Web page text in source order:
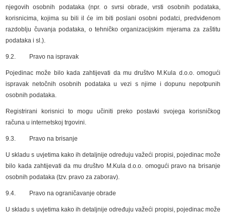
njegovih osobnih podataka (npr. o svrsi obrade, vrsti osobnih podataka,
korisnicima, kojima su bili il će im biti poslani osobni podatci, predviđenom
razdoblju čuvanja podataka, o tehničko organizacijskim mjerama za zaštitu
podataka i sl.).
9.2. Pravo na ispravak
Pojedinac može bilo kada zahtijevati da mu društvo M.Kula d.o.o. omogući
ispravak netočnih osobnih podataka u vezi s njime i dopunu nepotpunih
osobnih podataka.
Registrirani korisnici to mogu učiniti preko postavki svojega korisničkog
računa u internetskoj trgovini.
9.3. Pravo na brisanje
U skladu s uvjetima kako ih detaljnije određuju važeći propisi, pojedinac može
bilo kada zahtijevati da mu društvo M.Kula d.o.o. omogući pravo na brisanje
osobnih podataka (tzv. pravo za zaborav).
9.4. Pravo na ograničavanje obrade
U skladu s uvjetima kako ih detaljnije određuju važeći propisi, pojedinac može